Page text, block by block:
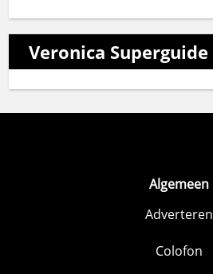
Veronica Superguide
Algemeen
Adverteren
Colofon